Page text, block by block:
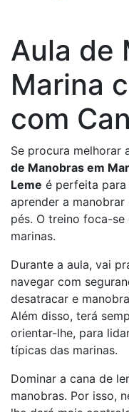
Aula de
Marina
com
Se procura melhorar
de Manobras em
Leme é perfeita para
aprender a
pés. O treino foca-
marinas.
Durante a aula, vai
navegar com
desatracar e
Além disso, terá
orientar-lhe, para
típicas das marinas.
Dominar a cana de
manobras. Por isso,